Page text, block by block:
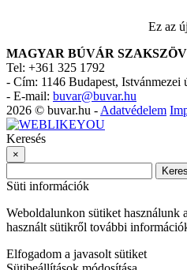
Ez az
MAGYAR BÚVÁR
Tel: +361 325 1792
- Cím: 1146 Budapest, Istvánmezei
- E-mail: buvar@buvar.hu
2026 © buvar.hu - Adatvédelem
Keresés
×
Süti információk
Weboldalunkon sütiket használunk
használt sütikről további
Elfogadom a javasolt sütiket